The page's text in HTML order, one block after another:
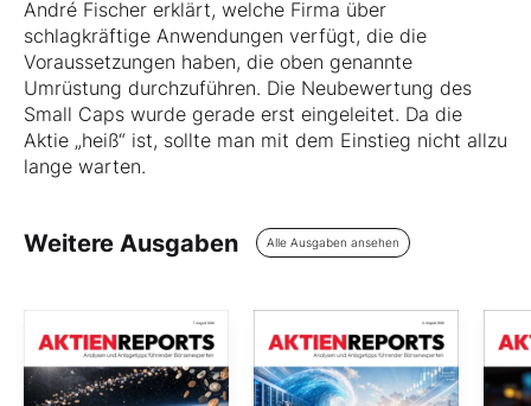
André Fischer erklärt, welche Firma über
schlagkräftige Anwendungen verfügt, die die
Voraussetzungen haben, die oben genannte
Umrüstung durchzuführen. Die Neubewertung des
Small Caps wurde gerade erst eingeleitet. Da die
Aktie „heiß“ ist, sollte man mit dem Einstieg nicht allzu
lange warten.
Weitere Ausgaben Alle Ausgaben ansehen